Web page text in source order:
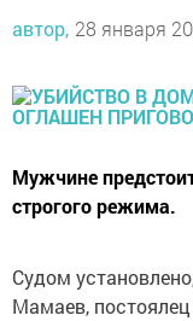
автор, 28 января
Мужчине
строгого режима.
Судом
Мамаев,